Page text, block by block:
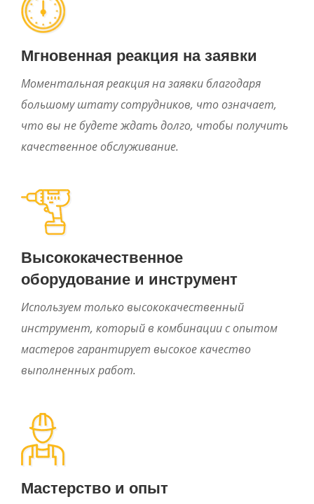
Мгновенная реакция на заявки
Моментальная реакция на заявки благодаря
большому штату сотрудников, что означает,
что вы не будете ждать долго, чтобы получить
качественное обслуживание.
Высококачественное
оборудование и инструмент
Используем только высококачественный
инструмент, который в комбинации с опытом
мастеров гарантирует высокое качество
выполненных работ.
Мастерство и опыт